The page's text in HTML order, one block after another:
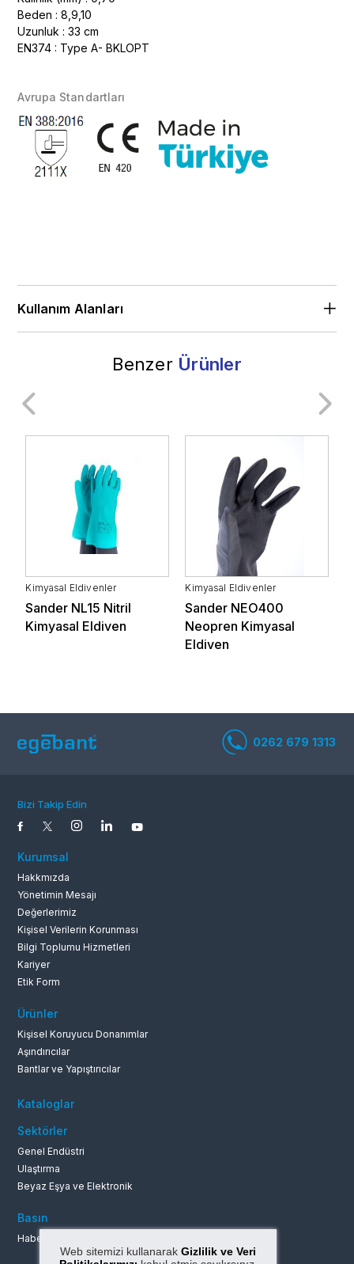
Beden : 8,9,10
Uzunluk : 33 cm
EN374 : Type A- BKLOPT
Avrupa Standartları
Kullanım Alanları
Ulaştırma Raylı Sistemler
Otomotiv Yan Sanayi
Beyaz Eşya ve
Elektronik
Hizmetleri
Tekstil
Taş ve Toprağa Dayalı
Marin
Kimya ve Petrol
Orman Ürünleri ve
Benzer Ürünler
Kimyasal Eldivenler
Sander NL15 Nitril
Kimyasal Eldiven
Kimyasal Eldivenler
Sander NEO400
Neopren Kimyasal
Eldiven
Bizi Takip Edin
Kurumsal
Hakkmızda
Yönetimin Mesajı
Değerlerimiz
Kişisel Verilerin Korunması
Bilgi Toplumu Hizmetleri
Kariyer
Etik Form
Ürünler
Kişisel Koruyucu Donanımlar
Aşındırıcılar
Bantlar ve Yapıştırıcılar
Kataloglar
Sektörler
Genel Endüstri
Ulaştırma
Beyaz Eşya ve Elektronik
Basın
Haberler ve Duyurular
Web sitemizi kullanarak Gizlilik ve Veri